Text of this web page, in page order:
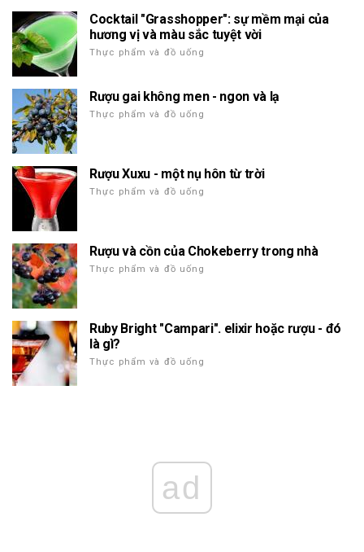
Cocktail "Grasshopper": sự mềm mại của
hương vị và màu sắc tuyệt vời
Thực phẩm và đồ uống
Rượu gai không men - ngon và lạ
Thực phẩm và đồ uống
Rượu Xuxu - một nụ hôn từ trời
Thực phẩm và đồ uống
Rượu và cồn của Chokeberry trong nhà
Thực phẩm và đồ uống
Ruby Bright "Campari". elixir hoặc rượu - đó
là gì?
Thực phẩm và đồ uống
ad